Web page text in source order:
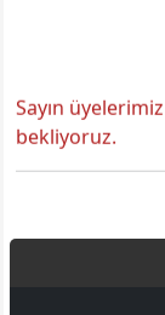
Sayın
bekliyoruz.